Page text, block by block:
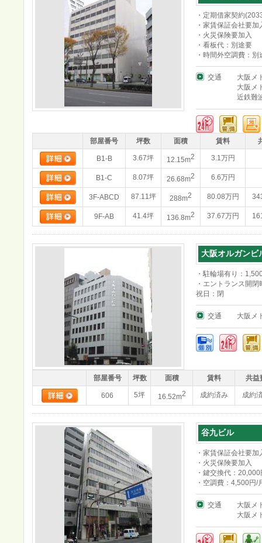
・定期借家契約
・家賃保証会社要加
・火災保険要加入
・看板代：別途要
・時間外空調費：
交通
大阪メ
大阪メ
近鉄難
部屋番号 坪数 面積 賃料
B1-B 3.67坪 12.15m2 3.1万円
B1-C 8.07坪 26.68m2 6.6万円
3F-ABCD 87.11坪 288m2 80.08万円
9F-AB 41.4坪 136.8m2 37.67万円
大阪オルガンビ
・駐輪場有り：
・エントランス開
祝日：閉
交通 大阪メ
部屋番号 坪数 面積 賃料 共益
606 5坪 16.52m2 成約済み 成約
谷九ビル
・家賃保証会社要加
・火災保険要加入
・鍵交換代：
・空調費：4,500円/
交通
大阪メ
大阪メ